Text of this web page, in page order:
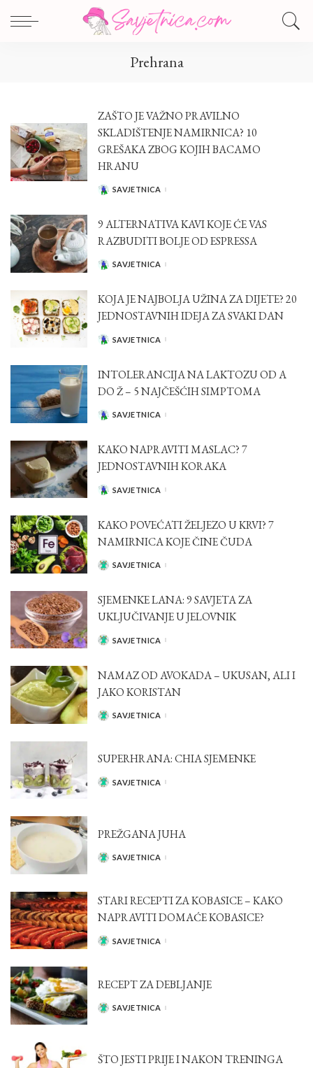
Prehrana
ZAŠTO JE VAŽNO PRAVILNO
SKLADIŠTENJE NAMIRNICA? 10
GREŠAKA ZBOG KOJIH BACAMO
HRANU
POSTED
SAVJETNICA
9 ALTERNATIVA KAVI KOJE ĆE VAS
RAZBUDITI BOLJE OD ESPRESSA
POSTED
SAVJETNICA
KOJA JE NAJBOLJA UŽINA ZA DIJETE? 20
JEDNOSTAVNIH IDEJA ZA SVAKI DAN
POSTED
SAVJETNICA
INTOLERANCIJA NA LAKTOZU OD A
DO Ž – 5 NAJČEŠĆIH SIMPTOMA
POSTED
SAVJETNICA
KAKO NAPRAVITI MASLAC? 7
JEDNOSTAVNIH KORAKA
POSTED
SAVJETNICA
KAKO POVEĆATI ŽELJEZO U KRVI? 7
NAMIRNICA KOJE ČINE ČUDA
POSTED
SAVJETNICA
SJEMENKE LANA: 9 SAVJETA ZA
UKLJUČIVANJE U JELOVNIK
POSTED
SAVJETNICA
NAMAZ OD AVOKADA – UKUSAN, ALI I
JAKO KORISTAN
POSTED
SAVJETNICA
SUPERHRANA: CHIA SJEMENKE
POSTED
SAVJETNICA
PREŽGANA JUHA
POSTED
SAVJETNICA
STARI RECEPTI ZA KOBASICE – KAKO
NAPRAVITI DOMAĆE KOBASICE?
POSTED
SAVJETNICA
RECEPT ZA DEBLJANJE
POSTED
SAVJETNICA
ŠTO JESTI PRIJE I NAKON TRENINGA